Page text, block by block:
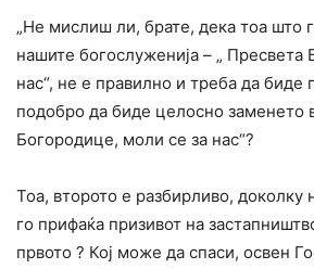
„Не мислиш ли, брате, дека тоа што
нашите богослуженија – „ Пресвета
нас“, не е правилно и треба да биде
подобро да биде целосно заменето
Богородице, моли се за нас“?
Тоа, второто е разбирливо, доколку
го прифаќа призивот на
првото ? Кој може да спаси, освен